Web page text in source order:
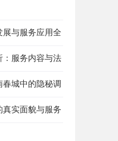
展与服务应用全
：服务内容与法
城中的隐秘调
实面貌与服务